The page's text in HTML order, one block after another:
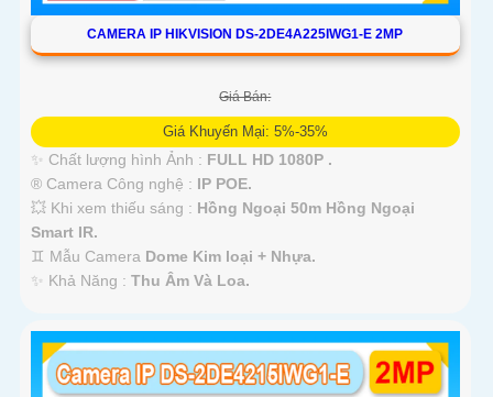
CAMERA IP HIKVISION DS-2DE4A225IWG1-E 2MP
Giá Bán:
Giá Khuyến Mại: 5%-35%
✨ Chất lượng hình Ảnh : FULL HD 1080P .
®️ Camera Công nghệ : IP POE.
💥 Khi xem thiếu sáng : Hồng Ngoại 50m Hồng Ngoại
Smart IR.
♊ Mẫu Camera Dome Kim loại + Nhựa.
️✨ Khả Năng : Thu Âm Và Loa.